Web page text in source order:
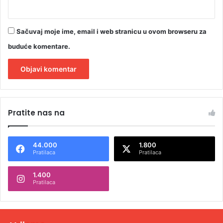
Sačuvaj moje ime, email i web stranicu u ovom browseru za
buduće komentare.
t
n
t
v
Pratite nas na
44.000
Pratilaca
1.800
Pratilaca
1.400
Pratilaca